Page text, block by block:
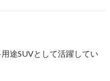
途SUVとして活躍してい